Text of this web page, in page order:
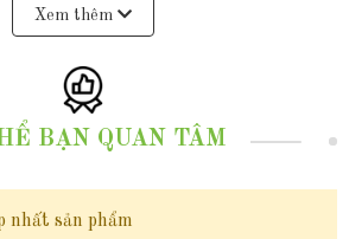
được chọn lựa tỉ mỉ đảm bảo bề mặt mịn màng
tăng thêm giá trị và vẻ đẹp quý phái của
kế đơn giản dễ dàng phối hợp với nhiều mẫu
hợp với nhiều dịp khác nhau như dự tiệc hay
sống hàng ngày. chiếc nhẫn sẽ là điểm nhấn
Xem thêm
BẠN QUAN TÂM
nhất sản phẩm